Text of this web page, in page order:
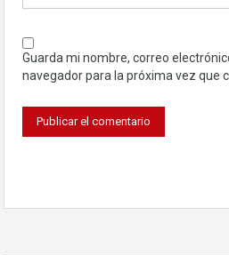
Guarda mi nombre, correo
navegador para la próxima vez que